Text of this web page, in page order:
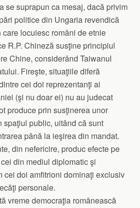
se suprapun ca mesaj, dacă privim
politice din Ungaria revendică
locuiesc români de etnie
R.P. Chineză susţine principiul
Chine, considerând Taiwanul
Fireşte, situaţiile diferă
cei doi reprezentanţi ai
(şi nu doar ei) nu au judecat
produce prin susţinerea unor
spaţiul public, uitând că sunt
până la ieşirea din mandat.
din nefericire, produc efecte pe
din mediul diplomatic şi
cei doi amfitrioni dominaţi exclusiv
personale.
vreme democraţia românească